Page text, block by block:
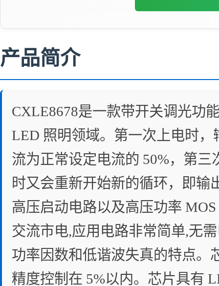
产品简介
CXLE8678是一款带开关调光功
LED 照明领域。第一次上电时
流为正常设定电流的 50%，第
时又会重新开始新的循环，即输
高压启动电路以及高压功率
交流市电,应用电路非常简单,无
功率因数和低谐波失真的特点。
精度控制在 5%以内。芯片具有